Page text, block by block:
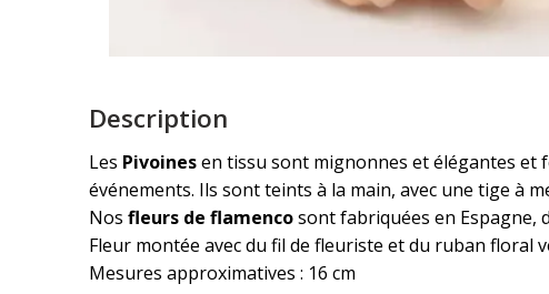
Description
Les Pivoinesen tissu sont mignonnes et élégantes et
événements. Ils sont teints à la main, avec une tige à
Nos fleurs de flamencosont fabriquées en Espagne,
Fleur montée avec du fil de fleuriste et du ruban floral
Mesures approximatives : 16 cm